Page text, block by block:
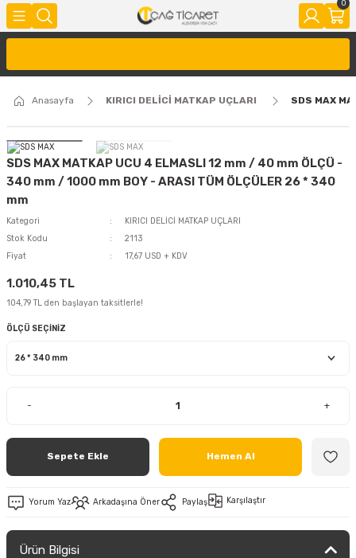
0
Anasayfa KIRICI DELİCİ MATKAP UÇLARI SDS MAX
SDS MAX MATKAP UCU 4 ELMASLI 12 mm / 40 mm ÖLÇÜ -
340 mm / 1000 mm BOY - ARASI TÜM ÖLÇÜLER 26 * 340
mm
Kategori
KIRICI DELİCİ MATKAP UÇLARI
Stok Kodu
2113
Fiyat
17,67 USD + KDV
1.010,45 TL
104,79 TL den başlayan taksitlerle!
ÖLÇÜ SEÇİNİZ
- +
Sepete Ekle Hemen Al
Yorum Yaz Arkadaşına Öner Paylaş Karşılaştır
Ürün Bilgisi